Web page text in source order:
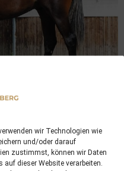
wir Technologien wie
und/oder darauf
zustimmst, können wir Daten
dieser Website verarbeiten.
Rusookh (GB)